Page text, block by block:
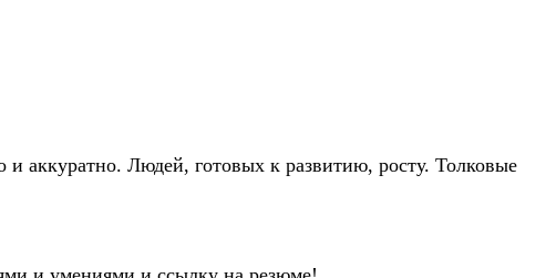
аккуратно. Людей, готовых к развитию, росту. Толковые